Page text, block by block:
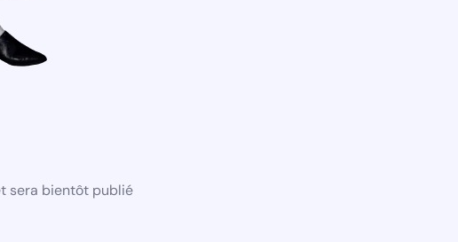
sera bientôt publié